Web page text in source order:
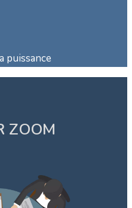
puissance
ZOOM